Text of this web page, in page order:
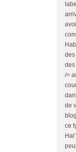
des
des
/>
de
ce